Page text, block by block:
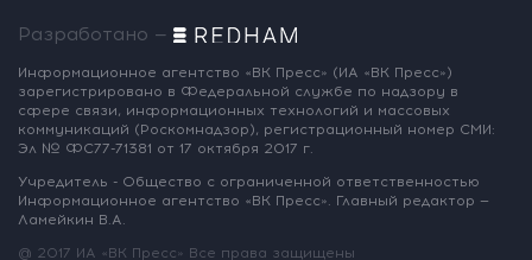
Разработано —
Информационное агентство «ВК Пресс» (ИА «ВК Пресс»)
зарегистрировано в Федеральной службе по надзору в
сфере связи, информационных технологий и массовых
коммуникаций (Роскомнадзор), регистрационный номер СМИ:
Эл № ФС77-71381 от 17 октября 2017 г.
Учредитель - Общество с ограниченной ответственностью
Информационное агентство «ВК Пресс». Главный редактор —
Ламейкин В.А.
@ 2017 ИА «ВК Пресс» Все права защищены